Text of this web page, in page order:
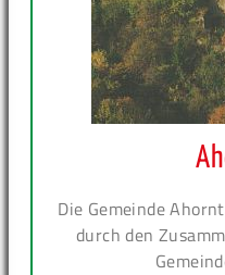
Die Gemeinde
durch den